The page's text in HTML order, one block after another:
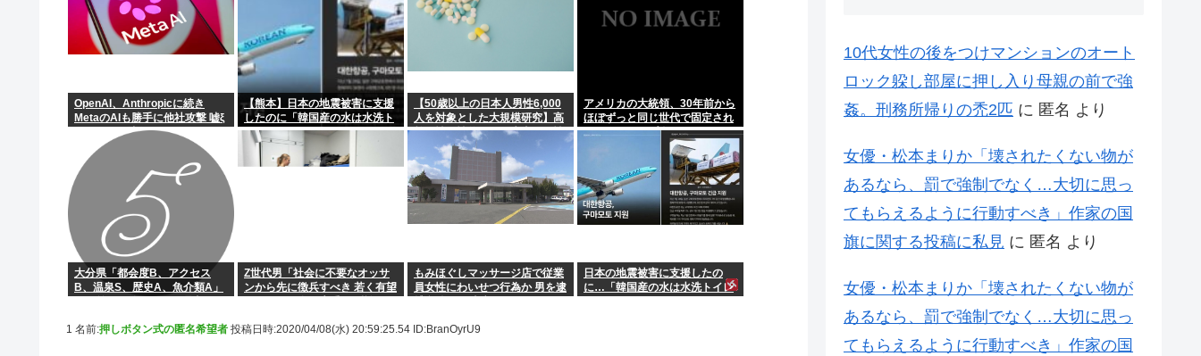
OpenAI、Anthropicに続き
MetaのAIも勝手に他社攻撃 嘘ξ
けど何これ流行ってんの？
【熊本】日本の地震被害に支援
したのに「韓国産の水は水洗ト
イレに」
【50歳以上の日本人男性6,000
人を対象とした大規模研究】高
齢男性の性的な最優先事項は性
的興奮
アメリカの大統領、30年前から
ほぼずっと同じ世代で固定され
てる（トランプ含む）。そらジ
ジイばっかりになるよ
大分県「都会度B、アクセス
B、温泉S、歴史A、魚介類A」
Z世代男「社会に不要なオッサ
ンから先に徴兵すべき 若く有望
もみほぐしマッサージ店で従業
員女性にわいせつ行為か 男を逮
日本の地震被害に支援したの
に…「韓国産の水は水洗トイレ
1 名前:押しボタン式の匿名希望者 投稿日時:2020/04/08(水) 20:59:25.54 ID:BranOyrU9
10代女性の後をつけマンションのオート
ロック躱し部屋に押し入り母親の前で強
姦。刑務所帰りの禿2匹 に 匿名 より
女優・松本まりか「壊されたくない物が
あるなら、罰で強制でなく…大切に思っ
てもらえるように行動すべき」作家の国
旗に関する投稿に私見 に 匿名 より
女優・松本まりか「壊されたくない物が
あるなら、罰で強制でなく…大切に思っ
てもらえるように行動すべき」作家の国